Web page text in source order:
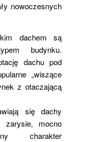
nowoczesnych
dachem są
budynku.
dachu pod
„wiszące
z otaczającą
się dachy
zarysie, mocno
charakter